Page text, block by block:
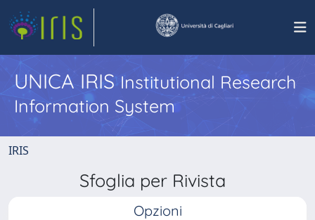
UNICA IRISInstitutional Research
Information System
IRIS
Sfoglia per Rivista
Opzioni